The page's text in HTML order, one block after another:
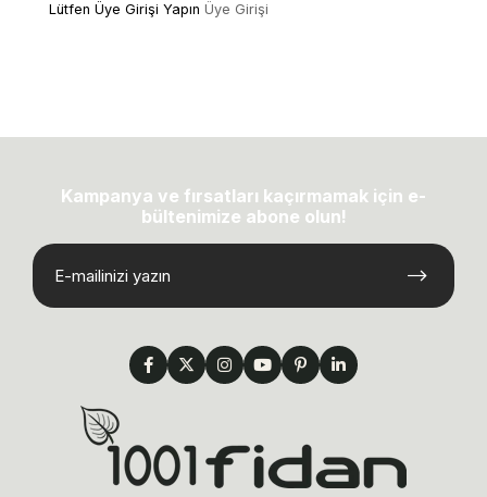
Lütfen Üye Girişi Yapın Üye Girişi
Kampanya ve fırsatları kaçırmamak için e-
bültenimize abone olun!